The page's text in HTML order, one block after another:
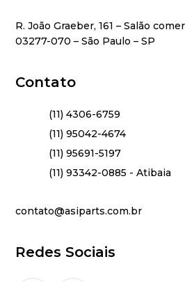
R. João Graeber, 161 – Salão
03277-070 – São Paulo – SP
Contato
(11) 4306-6759
(11) 95042-4674
(11) 95691-5197
(11) 93342-0885 - Atibaia
contato@asiparts.com.br
Redes Sociais